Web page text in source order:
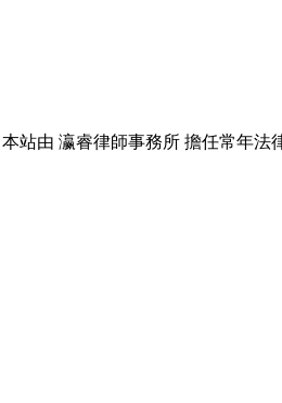
本站由 瀛睿律師事務所 擔任常年法